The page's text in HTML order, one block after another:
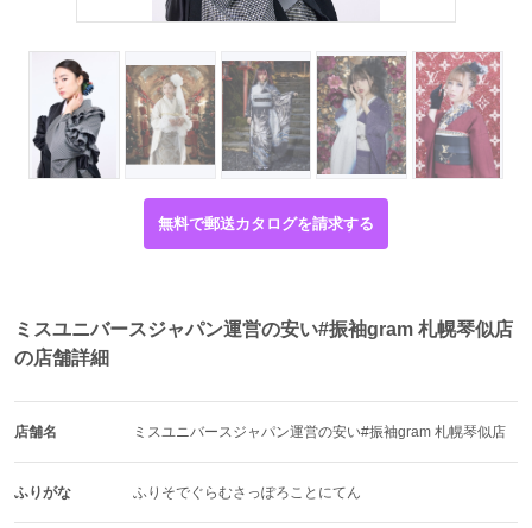
無料で郵送カタログを請求する
ミスユニバースジャパン運営の安い#振袖gram 札幌琴似店
の店舗詳細
店舗名 ミスユニバースジャパン運営の安い#振袖gram 札幌琴似店
ふりがな ふりそでぐらむさっぽろことにてん